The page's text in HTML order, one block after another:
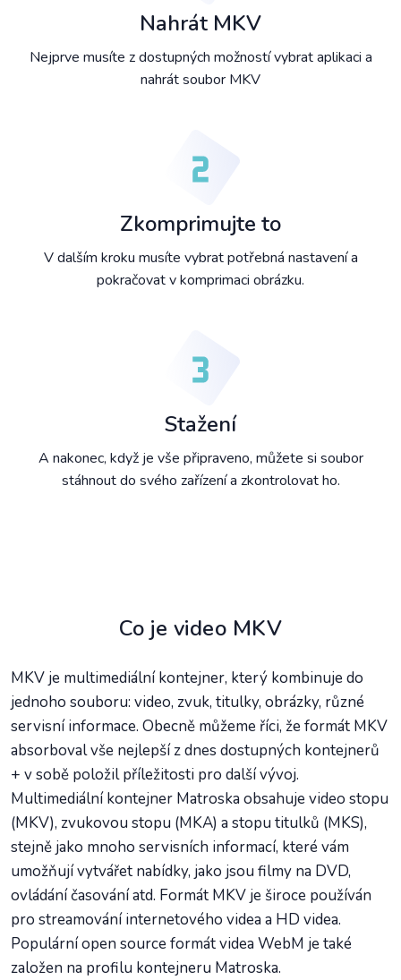
Nahrát MKV
Nejprve musíte z dostupných možností vybrat aplikaci a
nahrát soubor MKV
Zkomprimujte to
V dalším kroku musíte vybrat potřebná nastavení a
pokračovat v komprimaci obrázku.
Stažení
A nakonec, když je vše připraveno, můžete si soubor
stáhnout do svého zařízení a zkontrolovat ho.
Co je video MKV
MKV je multimediální kontejner, který kombinuje do
jednoho souboru: video, zvuk, titulky, obrázky, různé
servisní informace. Obecně můžeme říci, že formát MKV
absorboval vše nejlepší z dnes dostupných kontejnerů
+ v sobě položil příležitosti pro další vývoj.
Multimediální kontejner Matroska obsahuje video stopu
(MKV), zvukovou stopu (MKA) a stopu titulků (MKS),
stejně jako mnoho servisních informací, které vám
umožňují vytvářet nabídky, jako jsou filmy na DVD,
ovládání časování atd. Formát MKV je široce používán
pro streamování internetového videa a HD videa.
Populární open source formát videa WebM je také
založen na profilu kontejneru Matroska.